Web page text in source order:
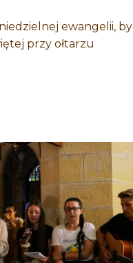
ewangelii, by
przy ołtarzu